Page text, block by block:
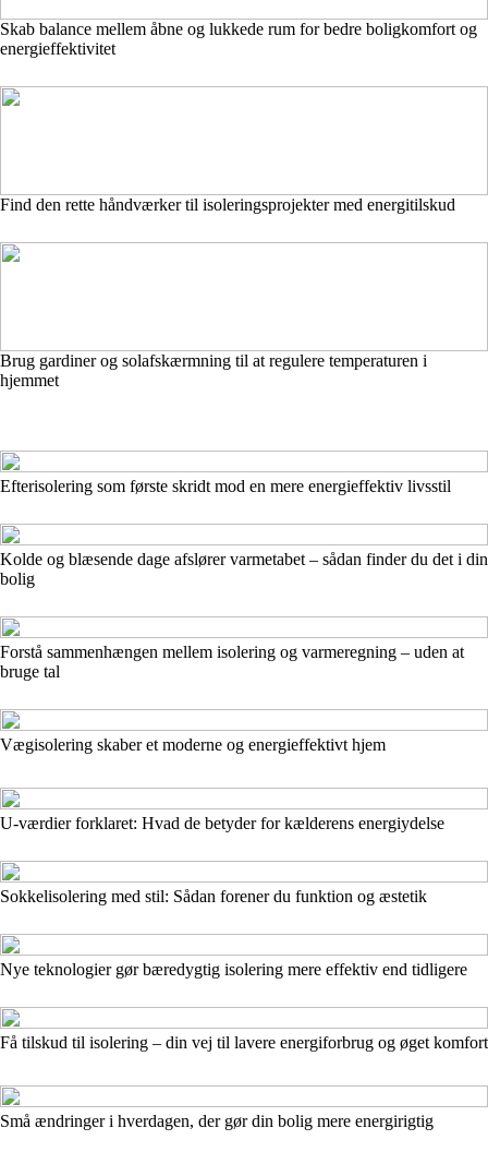
Skab balance mellem åbne og lukkede rum for bedre boligkomfort og
energieffektivitet
Find den rette håndværker til isoleringsprojekter med energitilskud
Brug gardiner og solafskærmning til at regulere temperaturen i
hjemmet
Efterisolering som første skridt mod en mere energieffektiv livsstil
Kolde og blæsende dage afslører varmetabet – sådan finder du det i din
bolig
Forstå sammenhængen mellem isolering og varmeregning – uden at
bruge tal
Vægisolering skaber et moderne og energieffektivt hjem
U-værdier forklaret: Hvad de betyder for kælderens energiydelse
Sokkelisolering med stil: Sådan forener du funktion og æstetik
Nye teknologier gør bæredygtig isolering mere effektiv end tidligere
Få tilskud til isolering – din vej til lavere energiforbrug og øget komfort
Små ændringer i hverdagen, der gør din bolig mere energirigtig